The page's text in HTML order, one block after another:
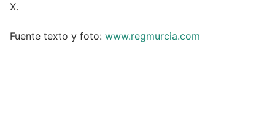
X.
Fuente texto y foto: www.regmurcia.com